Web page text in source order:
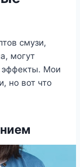
смузи,
могут
эффекты. Мои
но вот что